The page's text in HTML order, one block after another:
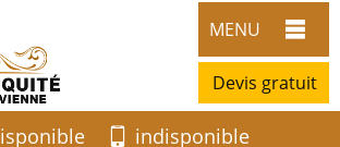
MENU
Devis gratuit
indisponible